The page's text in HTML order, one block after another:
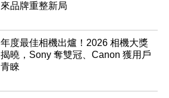
來品牌重整新局
年度最佳相機出爐！2026 相機大獎
揭曉，Sony 奪雙冠、Canon 獲用戶
青睞